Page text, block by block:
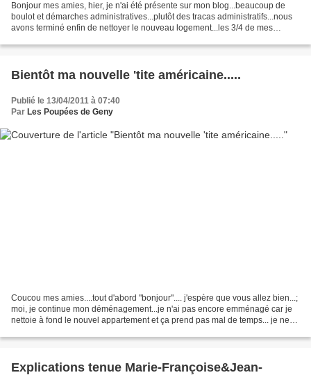
Bonjour mes amies, hier, je n'ai été présente sur mon blog...beaucoup de
boulot et démarches administratives...plutôt des tracas administratifs...nous
avons terminé enfin de nettoyer le nouveau logement...les 3/4 de mes
Bientôt ma nouvelle 'tite américaine.....
Publié le 13/04/2011 à 07:40
Par Les Poupées de Geny
Coucou mes amies....tout d'abord "bonjour".... j'espère que vous allez bien...;
moi, je continue mon déménagement...je n'ai pas encore emménagé car je
nettoie à fond le nouvel appartement et ça prend pas mal de temps... je ne
Explications tenue Marie-Françoise&Jean-